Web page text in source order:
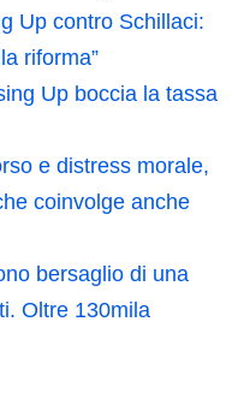
Up contro Schillaci:
riforma”
Up boccia la tassa
e distress morale,
coinvolge anche
bersaglio di una
Oltre 130mila